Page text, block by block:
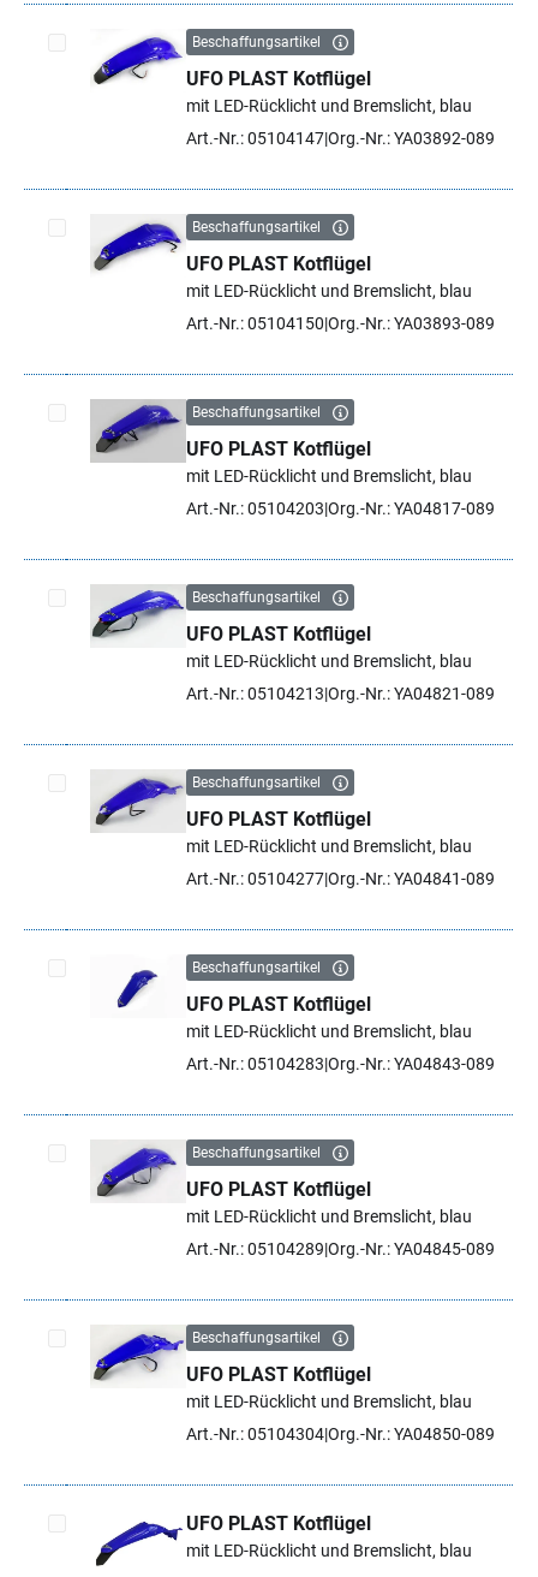
Artikel auswählen
Beschaffungsartikel
UFO PLAST Kotflügel
mit LED-Rücklicht und Bremslicht, blau
Art.-Nr.: 05104147Org.-Nr.: YA03892-089
Artikel auswählen
Beschaffungsartikel
UFO PLAST Kotflügel
mit LED-Rücklicht und Bremslicht, blau
Art.-Nr.: 05104150 Org.-Nr.: YA03893-089
Artikel auswählen
Beschaffungsartikel
UFO PLAST Kotflügel
mit LED-Rücklicht und Bremslicht, blau
Art.-Nr.: 05104203 Org.-Nr.: YA04817-089
Artikel auswählen
Beschaffungsartikel
UFO PLAST Kotflügel
mit LED-Rücklicht und Bremslicht, blau
Art.-Nr.: 05104213 Org.-Nr.: YA04821-089
Artikel auswählen
Beschaffungsartikel
UFO PLAST Kotflügel
mit LED-Rücklicht und Bremslicht, blau
Art.-Nr.: 05104277Org.-Nr.: YA04841-089
Artikel auswählen
Beschaffungsartikel
UFO PLAST Kotflügel
mit LED-Rücklicht und Bremslicht, blau
Art.-Nr.: 05104283 Org.-Nr.: YA04843-089
Artikel auswählen
Beschaffungsartikel
UFO PLAST Kotflügel
mit LED-Rücklicht und Bremslicht, blau
Art.-Nr.: 05104289 Org.-Nr.: YA04845-089
Artikel auswählen
Beschaffungsartikel
UFO PLAST Kotflügel
mit LED-Rücklicht und Bremslicht, blau
Art.-Nr.: 05104304Org.-Nr.: YA04850-089
Artikel auswählen
UFO PLAST Kotflügel
mit LED-Rücklicht und Bremslicht, blau